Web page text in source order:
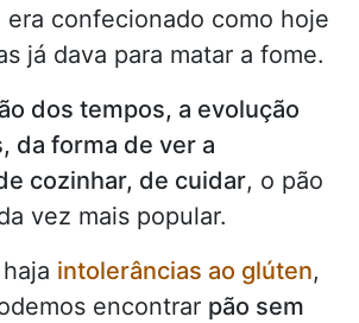
confecionado como hoje
já dava para matar a fome.
dos tempos, a evolução
da forma de ver a
cozinhar, de cuidar, o pão
vez mais popular.
intolerâncias ao glúten,
encontrar pão sem